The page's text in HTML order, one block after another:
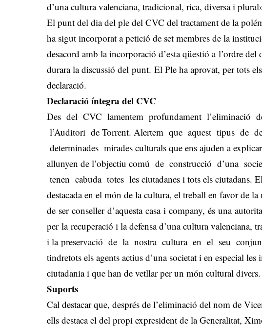
d’una cultura valenciana, tradicional, rica, diversa i
El punt del dia del ple del CVC del tractament de la
ha sigut incorporat a petició de set membres de la
desacord amb la incorporació d’esta qüestió a l’ordre
durara la discussió del punt. El Ple ha aprovat, per tots
declaració.
Declaració íntegra del CVC
Des del CVC lamentem profundament l’eliminació
l’Auditori de Torrent. Alertem que aquest tipus de
determinades mirades culturals que ens ajuden a
allunyen de l’objectiu comú de construcció d’una
tenen cabuda totes les ciutadanes i tots els ciutadans.
destacada en el món de la cultura, el treball en favor de
de ser conseller d’aquesta casa i company, és una
per la recuperació i la defensa d’una cultura valenciana,
i la preservació de la nostra cultura en el seu
tindretots els agents actius d’una societat i en especial
ciutadania i que han de vetllar per un món cultural divers.
Suports
Cal destacar que, després de l’eliminació del nom de
ells destaca el del propi expresident de la Generalitat,